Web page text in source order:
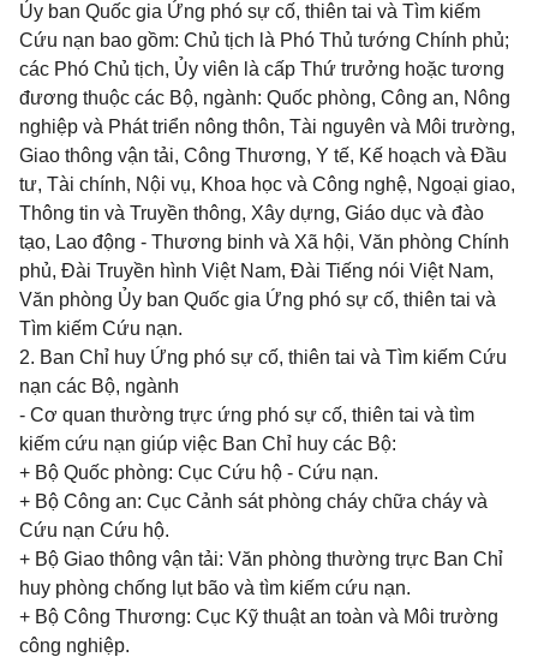
Ủy ban Quốc gia Ứng phó sự cố, thiên tai và Tìm kiếm
Cứu nạn bao gồm: Chủ tịch là Phó Thủ tướng Chính phủ;
các Phó Chủ tịch, Ủy viên là cấp Thứ trưởng hoặc tương
đương thuộc các Bộ, ngành: Quốc phòng, Công an, Nông
nghiệp và Phát triển nông thôn, Tài nguyên và Môi trường,
Giao thông vận tải, Công Thương, Y tế, Kế hoạch và Đầu
tư, Tài chính, Nội vụ, Khoa học và Công nghệ, Ngoại giao,
Thông tin và Truyền thông, Xây dựng, Giáo dục và đào
tạo, Lao động - Thương binh và Xã hội, Văn phòng Chính
phủ, Đài Truyền hình Việt Nam, Đài Tiếng nói Việt Nam,
Văn phòng Ủy ban Quốc gia Ứng phó sự cố, thiên tai và
Tìm kiếm Cứu nạn.
2. Ban Chỉ huy Ứng phó sự cố, thiên tai và Tìm kiếm Cứu
nạn các Bộ, ngành
- Cơ quan thường trực ứng phó sự cố, thiên tai và tìm
kiếm cứu nạn giúp việc Ban Chỉ huy các Bộ:
+ Bộ Quốc phòng: Cục Cứu hộ - Cứu nạn.
+ Bộ Công an: Cục Cảnh sát phòng cháy chữa cháy và
Cứu nạn Cứu hộ.
+ Bộ Giao thông vận tải: Văn phòng thường trực Ban Chỉ
huy phòng chống lụt bão và tìm kiếm cứu nạn.
+ Bộ Công Thương: Cục Kỹ thuật an toàn và Môi trường
công nghiệp.